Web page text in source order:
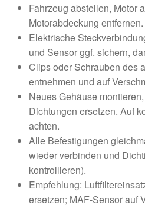
Fahrzeug abstellen, Motor
Motorabdeckung entfernen.
Elektrische
und Sensor ggf. sichern,
Clips oder Schrauben des
entnehmen und auf
Neues Gehäuse
Dichtungen ersetzen. Auf
achten.
Alle Befestigungen
wieder verbinden und
kontrollieren).
Empfehlung:
ersetzen; MAF-Sensor auf